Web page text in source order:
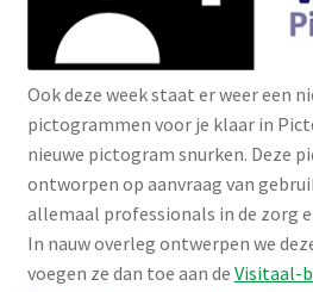
Ook deze week staat er weer een
pictogrammen voor je klaar in
nieuwe pictogram snurken. Deze
ontworpen op aanvraag van
allemaal professionals in de zorg
In nauw overleg ontwerpen we
voegen ze dan toe aan de Visitaal-